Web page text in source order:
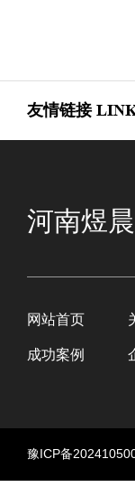
友情链接
河南煜
网站首页
成功案例
豫ICP备